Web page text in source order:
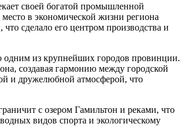
своей богатой промышленной
в экономической жизни региона
сделало его центром производства и
одним из крупнейших городов провинции.
создавая гармонию между городской
и дружелюбной атмосферой, что
с озером Гамильтон и реками, что
видов спорта и экологическому